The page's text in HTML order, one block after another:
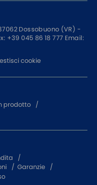
Dossobuono (VR) -
+39 045 86 18 777 Email:
cookie
prodotto
Garanzie